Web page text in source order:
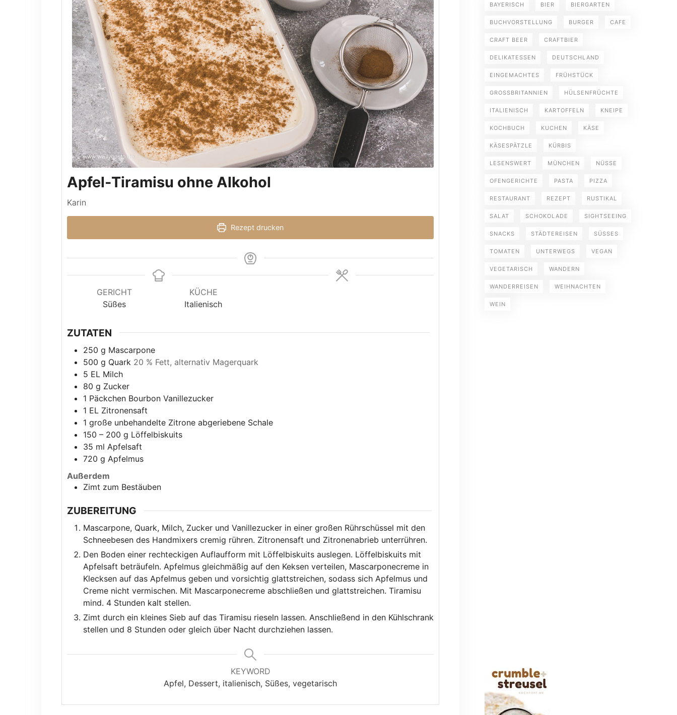
Apfel-Tiramisu ohne Alkohol
Karin
Rezept drucken
GERICHT
Süßes
KÜCHE
Italienisch
ZUTATEN
250 g Mascarpone
500 g Quark 20 % Fett, alternativ Magerquark
5 EL Milch
80 g Zucker
1 Päckchen Bourbon Vanillezucker
1 EL Zitronensaft
1 große unbehandelte Zitrone abgeriebene Schale
150 – 200 g Löffelbiskuits
35 ml Apfelsaft
720 g Apfelmus
Außerdem
Zimt zum Bestäuben
ZUBEREITUNG
Mascarpone, Quark, Milch, Zucker und Vanillezucker in einer großen Rührschüssel mit den
Schneebesen des Handmixers cremig rühren. Zitronensaft und Zitronenabrieb unterrühren.
Den Boden einer rechteckigen Auflaufform mit Löffelbiskuits auslegen. Löffelbiskuits mit
Apfelsaft beträufeln. Apfelmus gleichmäßig auf den Keksen verteilen, Mascarponecreme in
Klecksen auf das Apfelmus geben und vorsichtig glattstreichen, sodass sich Apfelmus und
Creme nicht vermischen. Mit Mascarponecreme abschließen und glattstreichen. Tiramisu
mind. 4 Stunden kalt stellen.
Zimt durch ein kleines Sieb auf das Tiramisu rieseln lassen. Anschließend in den Kühlschrank
stellen und 8 Stunden oder gleich über Nacht durchziehen lassen.
KEYWORD
Apfel, Dessert, italienisch, Süßes, vegetarisch
BAYERISCH BIER BIERGARTEN
BUCHVORSTELLUNG BURGER CAFE
CRAFT BEER CRAFTBIER
DELIKATESSEN DEUTSCHLAND
EINGEMACHTES FRÜHSTÜCK
GROSSBRITANNIEN HÜLSENFRÜCHTE
ITALIENISCH KARTOFFELN KNEIPE
KOCHBUCH KUCHEN KÄSE
KÄSESPÄTZLE KÜRBIS
LESENSWERT MÜNCHEN NÜSSE
OFENGERICHTE PASTA PIZZA
RESTAURANT REZEPT RUSTIKAL
SALAT SCHOKOLADE SIGHTSEEING
SNACKS STÄDTEREISEN SÜSSES
TOMATEN UNTERWEGS VEGAN
VEGETARISCH WANDERN
WANDERREISEN WEIHNACHTEN
WEIN